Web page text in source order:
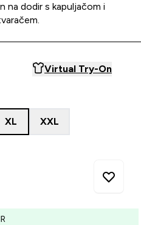
na dodir s kapuljačom i
Virtual Try-On
XL XXL